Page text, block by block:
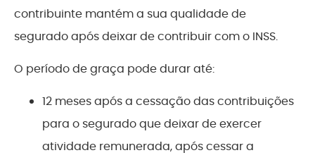
contribuinte mantém a sua qualidade de
segurado após deixar de contribuir com o INSS.
O período de graça pode durar até:
12 meses após a cessação das contribuições
para o segurado que deixar de exercer
atividade remunerada, após cessar a